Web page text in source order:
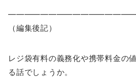
（編集後記）
レジ袋有料の義務化や携帯料金の
る話でしょうか。